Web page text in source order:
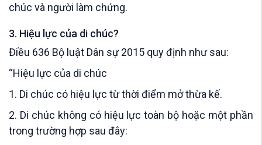
chúc và người làm chứng.
3. Hiệu lực của di chúc?
Điều 636 Bộ luật Dân sự 2015 quy định như sau:
“Hiệu lực của di chúc
1. Di chúc có hiệu lực từ thời điểm mở thừa kế.
2. Di chúc không có hiệu lực toàn bộ hoặc một phần
trong trường hợp sau đây: